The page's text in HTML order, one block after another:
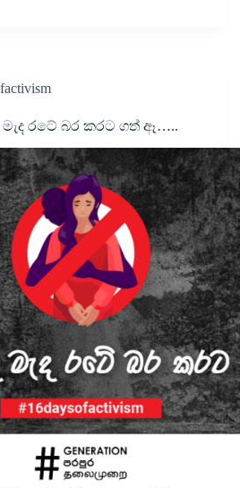
මැද රටේ බර කරට ගත් ඈ…..